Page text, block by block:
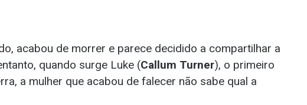
acabou de morrer e parece decidido a compartilhar a
quando surge Luke (Callum Turner), o primeiro
a mulher que acabou de falecer não sabe qual a